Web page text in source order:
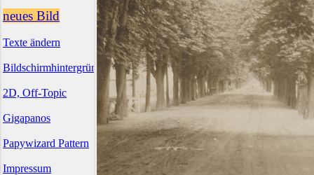
neues Bild
Texte ändern
Bildschirmhintergründe
2D, Off-Topic
Gigapanos
Papywizard Pattern
Impressum